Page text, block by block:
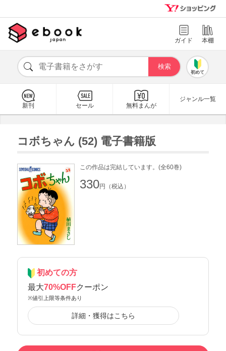
ガイド 本棚
初めて
新刊 セール 無料まんが
ジャンル一覧
コボちゃん (52) 電子書籍版
この作品は完結しています。(全60巻)
330円（税込）
初めての方
最大70%OFFクーポン
※値引上限等条件あり
詳細・獲得はこちら